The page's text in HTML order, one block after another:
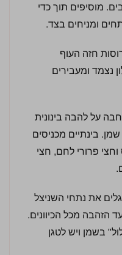
מוסיפים תוך כדי
ומניחים בצד.
חזה העוף
נצמד ומעבירים
על להבה בינונית
שמן. בינתיים מכניסים
פרורי לחם, חצי
את נתחי השניצל
הזהבה מכל הכיוונים.
בשמן ויש לטגן